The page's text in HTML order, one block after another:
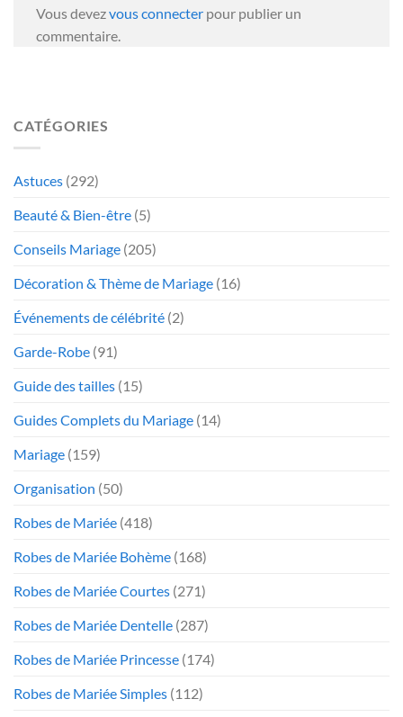
Vous devezvous connecter pour publier un
commentaire.
CATÉGORIES
Astuces (292)
Beauté & Bien-être (5)
Conseils Mariage (205)
Décoration & Thème de Mariage (16)
Événements de célébrité (2)
Garde-Robe (91)
Guide des tailles (15)
Guides Complets du Mariage (14)
Mariage (159)
Organisation (50)
Robes de Mariée (418)
Robes de Mariée Bohème (168)
Robes de Mariée Courtes (271)
Robes de Mariée Dentelle (287)
Robes de Mariée Princesse (174)
Robes de Mariée Simples (112)